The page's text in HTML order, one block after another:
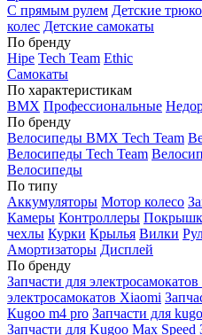
С прямым рулем Детские
колес Детские самокаты
По бренду
Hipe Tech Team Ethic
Самокаты
По характеристикам
BMX Профессиональные
По бренду
Велосипеды BMX Tech Team
Велосипеды Tech Team
Велосипеды
По типу
Аккумуляторы Мотор колесо
Камеры Контроллеры
чехлы Курки Крылья Вилки
Амортизаторы Дисплей
По бренду
Запчасти для
электросамокатов Xiaomi
Кugoo m4 pro Запчасти для
Запчасти для Kugoo Max Speed